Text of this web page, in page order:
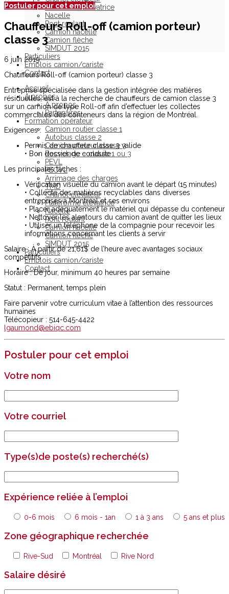
Plateforme élévatrice
Nacelle
Pont roulant
Camion nacelle
Camion flèche
SIMDUT 2015
Particuliers
Emplois camion/cariste
Contact
Accueil
À propos
À propos
Partenaires
Formation opérateur
Camion routier classe 1
Autobus classe 2
Camion porteur classe 3
Recyclage – classe 1 ou 3
PEVL
PECVL
Arrimage des charges
TMD
Chariot élévateur
Plateforme élévatrice
Nacelle
Pont roulant
Camion nacelle
Camion flèche
SIMDUT 2015
Particuliers
Emplois camion/cariste
Contact
Postuler pour cet emploi
Chauffeurs Roll-off (camion porteur)
classe 3
6 juin 2019
Chauffeurs Roll-off (camion porteur) classe 3
Entreprise spécialisée dans la gestion intégrée des matières
résiduelles, est à la recherche de chauffeurs de camion classe 3
sur un camion de type Roll-off afin d’effectuer les collectes
commerciales des conteneurs dans la région de Montréal.
Exigences :
Permis de chauffeur classe 3 valide
• Bon dossier de conduite
Les principales tâches :
Vérification visuelle du camion avant le départ (15 minutes)
• Collecte des matières recyclables dans diverses
entreprises à Montréal et ses environs
• Placer adéquatement le matériel qui dépasse du conteneur
• Nettoyer les alentours du camion avant de quitter les lieux
• Utiliser un téléphone de la compagnie pour recevoir les
informations concernant les clients à servir
Salaire : À partir de 21,61$ de l’heure avec avantages sociaux
compétitifs
Horaire : De jour, minimum 40 heures par semaine
Statut : Permanent, temps plein
Faire parvenir votre curriculum vitae à l’attention des ressources
humaines
Télécopieur : 514-645-4422
lgaumond@ebiqc.com
Postuler pour cet emploi
Votre nom
Votre courriel
Type(s)de poste(s) recherché(s)
Expérience reliée à l’emploi
0-6 mois 6 mois - 1an 1 à 3 ans 5 ans et plus
Zone géographique recherchée
Rive-Sud Montréal Rive Nord
Salaire désiré